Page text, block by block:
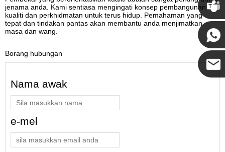
jenama anda. Kami sentiasa mengingati konsep pembangunan
kualiti dan perkhidmatan untuk terus hidup. Pemahaman yang
tepat dan tindakan pantas akan membantu anda menjimatkan
masa dan wang.
Borang hubungan
Nama awak
e-mel